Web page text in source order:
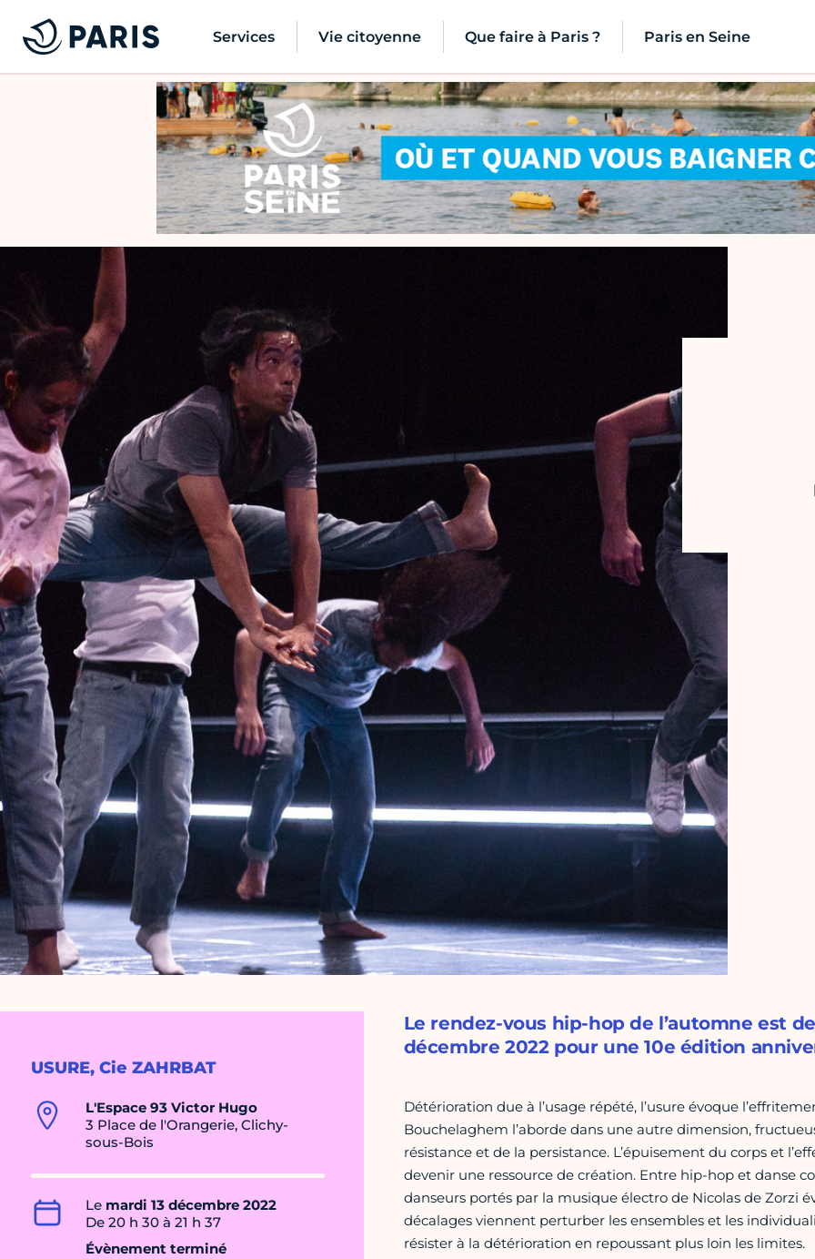
Services Vie citoyenne Que faire à Paris ? Paris en Seine
USURE, Cie ZAHRBAT
L'Espace 93 Victor Hugo
3 Place de l'Orangerie, Clichy-
sous-Bois
Le mardi 13 décembre 2022
De 20 h 30 à 21 h 37
Évènement terminé
Le rendez-vous hip-hop de l’automne est
décembre 2022 pour une 10e édition
Détérioration due à l’usage répété, l’usure évoque
Bouchelaghem l’aborde dans une autre dimension,
résistance et de la persistance. L’épuisement du corps et
devenir une ressource de création. Entre hip-hop et danse
danseurs portés par la musique électro de Nicolas de Zorzi
décalages viennent perturber les ensembles et les
résister à la détérioration en repoussant plus loin les limites.